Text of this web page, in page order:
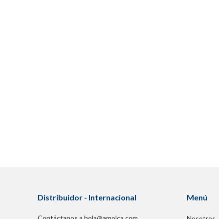
Distribuidor - Internacional Menú